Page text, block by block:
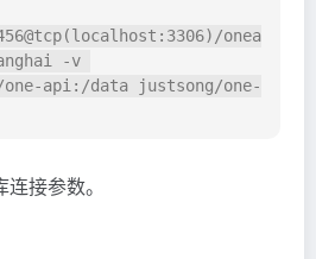
onea
-v
one-api:/data justsong/one-
接参数。